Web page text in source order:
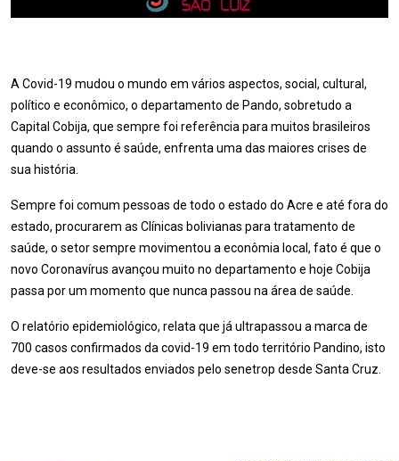
A Covid-19 mudou o mundo em vários aspectos, social, cultural,
político e econômico, o departamento de Pando, sobretudo a
Capital Cobija, que sempre foi referência para muitos brasileiros
quando o assunto é saúde, enfrenta uma das maiores crises de
sua história.
Sempre foi comum pessoas de todo o estado do Acre e até fora do
estado, procurarem as Clínicas bolivianas para tratamento de
saúde, o setor sempre movimentou a econômia local, fato é que o
novo Coronavírus avançou muito no departamento e hoje Cobija
passa por um momento que nunca passou na área de saúde.
O relatório epidemiológico, relata que já ultrapassou a marca de
700 casos confirmados da covid-19 em todo território Pandino, isto
deve-se aos resultados enviados pelo senetrop desde Santa Cruz.